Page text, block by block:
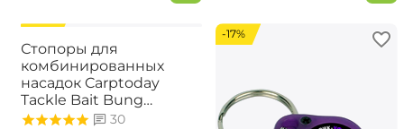
Стопоры для
комбинированных
насадок Carptoday
Tackle Bait Bung
Snowman Boiles Stops
30
-17%